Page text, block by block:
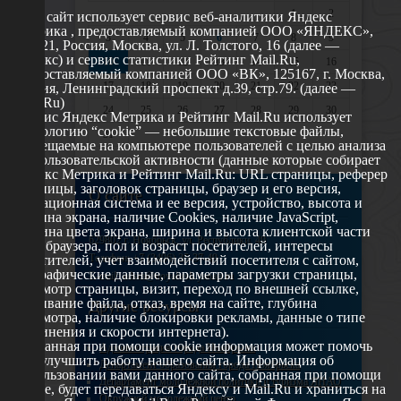
1
2
3
4 5 6 7 8
9
10
11 12 13 14 15
16
17
18 19 20 21 22
23
24
25 26 27 28 29
30
31
О сайте
629802 г. Ноябрьск, ул. Республики, 49
Телефон: +7 (3496) 35-37-49
E-mail: udsm@noyabrsk.yanao.ru
Другие ресурсы
Администрация города Ноябрьска
Департамент образования города Ноябрьска
Департамент молодежной политики и туризма ЯНАО
Окружной молодежный центр
Этот сайт использует сервис веб-аналитики Яндекс
Метрика , предоставляемый компанией ООО «ЯНДЕКС»,
119021, Россия, Москва, ул. Л. Толстого, 16 (далее —
Яндекс) и сервис статистики Рейтинг Mail.Ru,
предоставляемый компанией ООО «ВК», 125167, г. Москва,
Россия, Ленинградский проспект д.39, стр.79. (далее —
Mail.Ru)
Сервис Яндекс Метрика и Рейтинг Mail.Ru использует
технологию “cookie” — небольшие текстовые файлы,
размещаемые на компьютере пользователей с целью анализа
их пользовательской активности (данные которые собирает
Яндекс Метрика и Рейтинг Mail.Ru: URL страницы, реферер
страницы, заголовок страницы, браузер и его версия,
операционная система и ее версия, устройство, высота и
ширина экрана, наличие Cookies, наличие JavaScript,
глубина цвета экрана, ширина и высота клиентской части
окна браузера, пол и возраст посетителей, интересы
посетителей, учет взаимодействий посетителя с сайтом,
географические данные, параметры загрузки страницы,
просмотр страницы, визит, переход по внешней ссылке,
cкачивание файла, отказ, время на сайте, глубина
просмотра, наличие блокировки рекламы, данные о типе
соединения и скорости интернета).
Собранная при помощи cookie информация может помочь
нам улучшить работу нашего сайта. Информация об
использовании вами данного сайта, собранная при помощи
cookie, будет передаваться Яндексу и Mail.Ru и храниться на